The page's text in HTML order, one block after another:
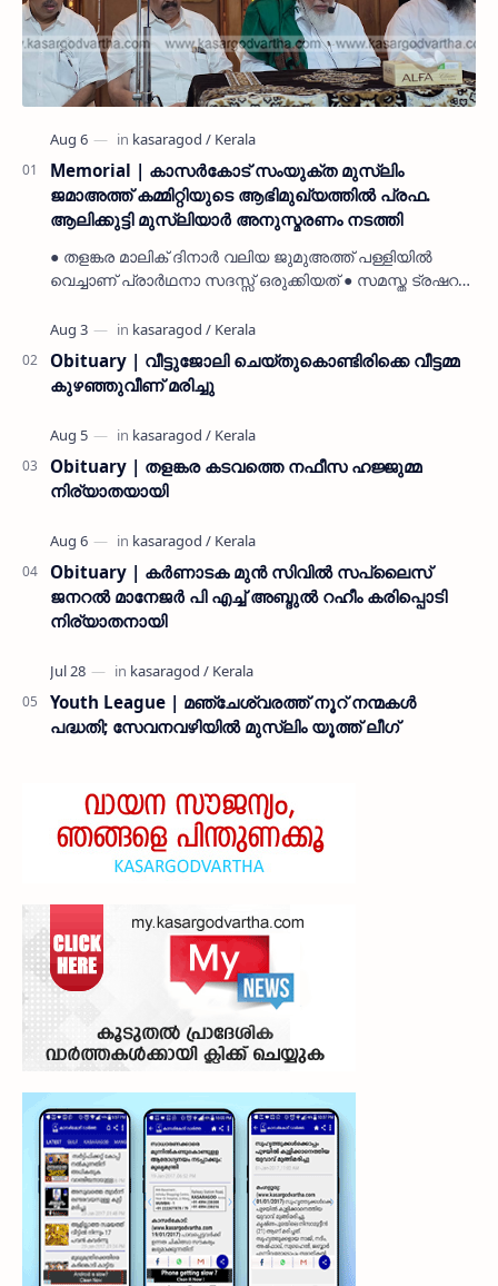
Memorial | കാസർകോട് സംയുക്ത മുസ്ലിം
ജമാഅത്ത് കമ്മിറ്റിയുടെ ആഭിമുഖ്യത്തിൽ പ്രഫ.
ആലിക്കുട്ടി മുസ്ലിയാർ അനുസ്മരണം നടത്തി
● തളങ്കര മാലിക് ദിനാർ വലിയ ജുമുഅത്ത് പള്ളിയിൽ
വെച്ചാണ് പ്രാർഥനാ സദസ്സ് ഒരുക്കിയത് ● സമസ്ത ട്രഷറർ
നൽകി കാസ…
Obituary | വീട്ടുജോലി ചെയ്തുകൊണ്ടിരിക്കെ വീട്ടമ്മ
കുഴഞ്ഞുവീണ് മരിച്ചു
Obituary | തളങ്കര കടവത്തെ നഫീസ ഹജ്ജുമ്മ
നിര്യാതയായി
Obituary | കർണാടക മുൻ സിവില്‍ സപ്ലൈസ്
ജനറൽ മാനേജർ പി എച്ച് അബ്ദുൽ റഹീം കരിപ്പൊടി
നിര്യാതനായി
Youth League | മഞ്ചേശ്വരത്ത് നൂറ് നന്മകൾ
പദ്ധതി; സേവനവഴിയിൽ മുസ്ലിം യൂത്ത് ലീഗ്